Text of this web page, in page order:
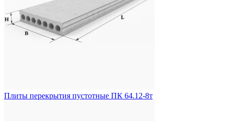
Плиты перекрытия пустотные ПК 64.12-8т